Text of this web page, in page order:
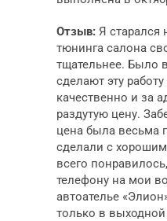
Отзыв: Я старался
тюнинга салона
тщательнее. Было
сделают эту
качественно и за
раздутую цену.
цена была весьма
сделали с
всего
телефону на мои
автоателье
только в